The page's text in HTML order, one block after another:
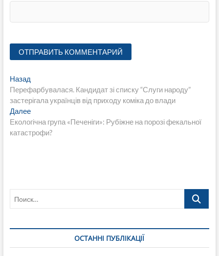
Навигация
по
записям
НазадПредыдущая
запись:
Перефарбувалася. Кандидат зі списку “Слуги народу”
застерігала українців від приходу коміка до влади
ДалееСледующая
запись:
Екологічна група «Печеніги»: Рубіжне на порозі фекальної
катастрофи?
Поиск…
ОСТАННІ ПУБЛІКАЦІЇ